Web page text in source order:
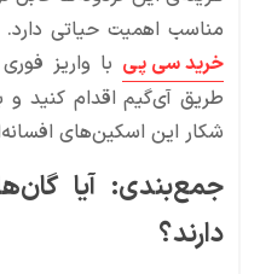
مناسب اهمیت حیاتی دارد.
خرید سی پی با واریز
طریق آی‌گیم اقدام کنید و
شکار این اسکین‌های
جمع‌بندی: آیا
دارند؟